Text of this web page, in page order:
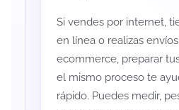
Si vendes por internet,
en línea o realizas
ecommerce, preparar
el mismo proceso te
rápido. Puedes medir,